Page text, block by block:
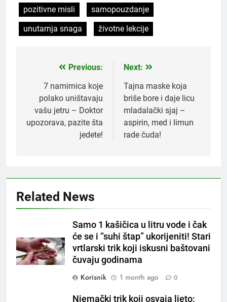
pozitivne misli
samopouzdanje
unutarnja snaga
životne lekcije
navigation
Previous:
7 namirnica koje
polako uništavaju
vašu jetru – Doktor
upozorava, pazite šta
jedete!
Next:
Tajna maske koja
briše bore i daje licu
mladalački sjaj –
aspirin, med i limun
rade čuda!
Related News
Samo 1 kašičica u litru vode i čak
će se i “suhi štap” ukorijeniti! Stari
vrtlarski trik koji iskusni baštovani
čuvaju godinama
Korisnik
1 month ago 0
Njemački trik koji osvaja ljeto:
ČISTAČ JETRE: Uzmite gutljaj
na prazan stomak i crijeva će
raditi kao sat, zaboravit ćete na
loše varenje
OSTALO
Tračevi su njihova glavna